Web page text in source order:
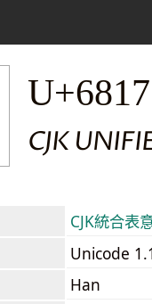
U+6817
CJK
CJK統合表
Unicode
Han